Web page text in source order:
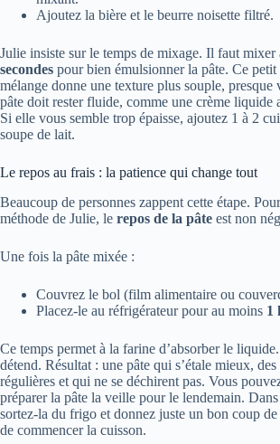
Ajoutez la bière et le beurre noisette filtré.
Julie insiste sur le temps de mixage. Il faut mixer
secondes pour bien émulsionner la pâte. Ce petit
mélange donne une texture plus souple, presque
pâte doit rester fluide, comme une crème liquide
Si elle vous semble trop épaisse, ajoutez 1 à 2
soupe de lait.
Le repos au frais : la patience qui change tout
Beaucoup de personnes zappent cette étape.
méthode de Julie, le repos de la pâte est non
Une fois la pâte mixée :
Couvrez le bol (film alimentaire ou
Placez-le au réfrigérateur pour au moins 1
Ce temps permet à la farine d’absorber le
détend. Résultat : une pâte qui s’étale mieux,
régulières et qui ne se déchirent pas. Vous
préparer la pâte la veille pour le lendemain. Dans
sortez-la du frigo et donnez juste un bon coup
de commencer la cuisson.